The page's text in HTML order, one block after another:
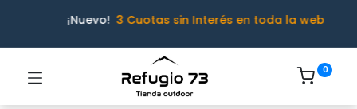
¡Nuevo! 3 Cuotas sin Interés en toda la web
0